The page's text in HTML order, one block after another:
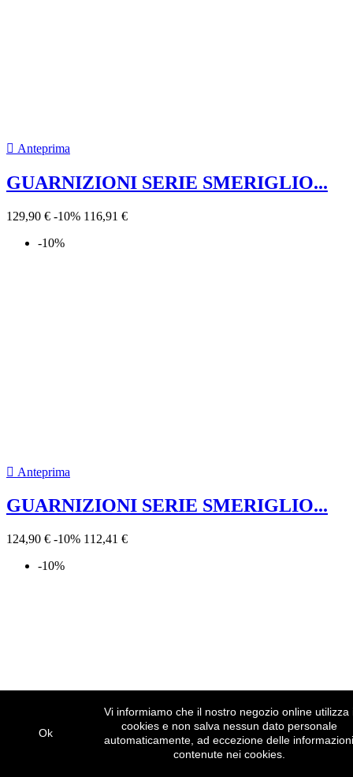
164,90 € -10% 148,41 €
Ok
Vi informiamo che il nostro negozio online utilizza
cookies e non salva nessun dato personale
automaticamente, ad eccezione delle informazioni
contenute nei cookies.